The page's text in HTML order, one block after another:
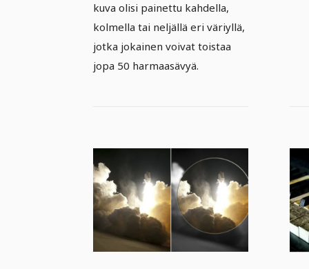
kuva olisi painettu kahdella,
kolmella tai neljällä eri väriyllä,
jotka jokainen voivat toistaa
jopa 50 harmaasävyä.